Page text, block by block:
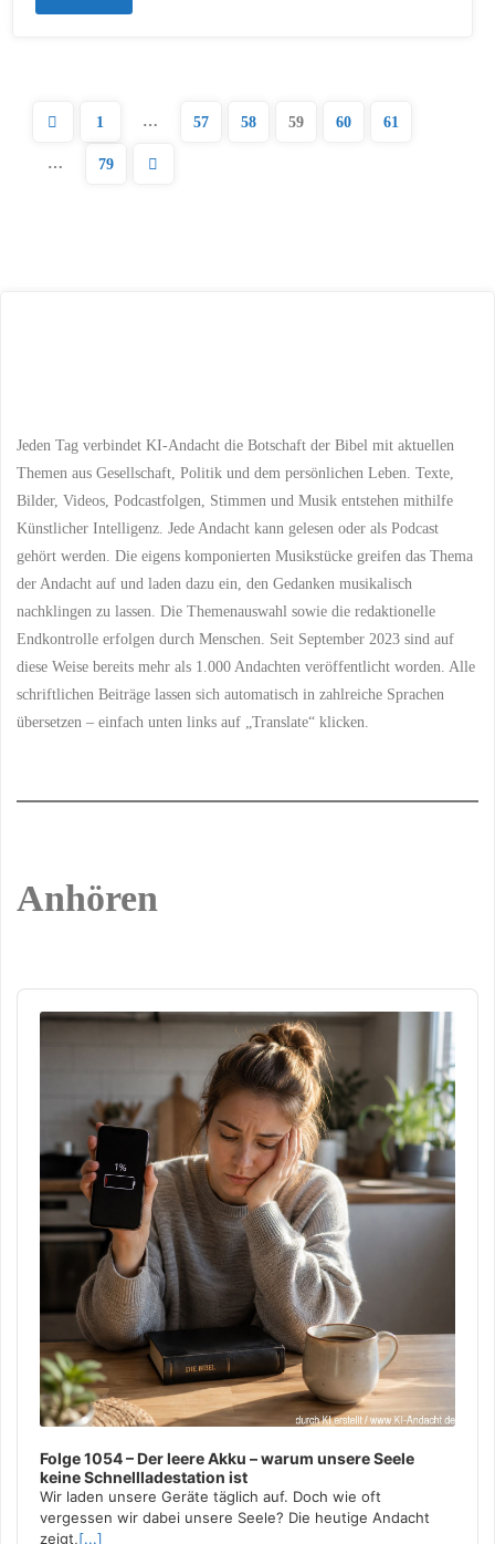
Geiste
der
Homophobie,
Transphobie
und
Biphobie"
Seitennummerierung
1 … 57 58 59 60 61
… 79
Jeden Tag verbindet KI-Andacht die Botschaft der Bibel mit aktuellen
Themen aus Gesellschaft, Politik und dem persönlichen Leben. Texte,
Bilder, Videos, Podcastfolgen, Stimmen und Musik entstehen mithilfe
Künstlicher Intelligenz. Jede Andacht kann gelesen oder als Podcast
gehört werden. Die eigens komponierten Musikstücke greifen das Thema
der Andacht auf und laden dazu ein, den Gedanken musikalisch
nachklingen zu lassen. Die Themenauswahl sowie die redaktionelle
Endkontrolle erfolgen durch Menschen. Seit September 2023 sind auf
diese Weise bereits mehr als 1.000 Andachten veröffentlicht worden. Alle
schriftlichen Beiträge lassen sich automatisch in zahlreiche Sprachen
übersetzen – einfach unten links auf „Translate“ klicken.
Anhören
Audio
Player
Folge 1054 – Der leere Akku – warum unsere Seele
keine Schnellladestation ist
Wir laden unsere Geräte täglich auf. Doch wie oft
vergessen wir dabei unsere Seele? Die heutige Andacht
zeigt,[...]